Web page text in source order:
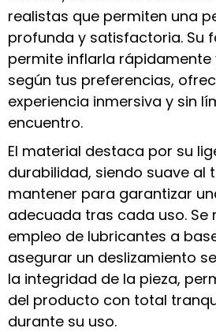
realistas que permiten una
profunda y satisfactoria. Su
permite inflarla rápidamente
según tus preferencias,
experiencia inmersiva y sin
encuentro.
El material destaca por su
durabilidad, siendo suave al
mantener para garantizar
adecuada tras cada uso. Se
empleo de lubricantes a
asegurar un deslizamiento
la integridad de la pieza,
del producto con total
durante su uso.